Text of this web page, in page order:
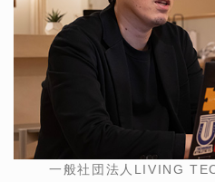
一般社団法人LIVING